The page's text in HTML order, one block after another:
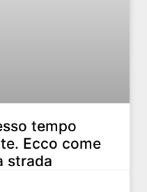
tempo
Ecco come
strada